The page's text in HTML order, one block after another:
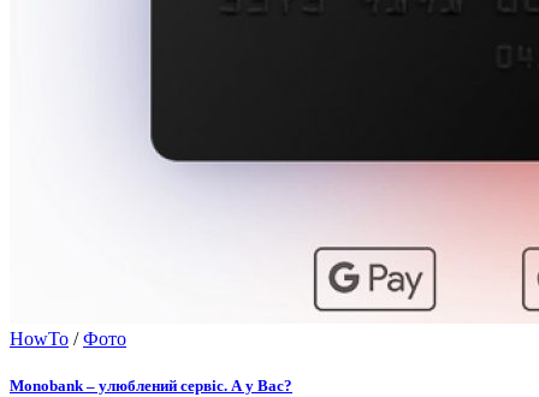
HowTo /Фото
Monobank – улюблений сервіс. А у Вас?